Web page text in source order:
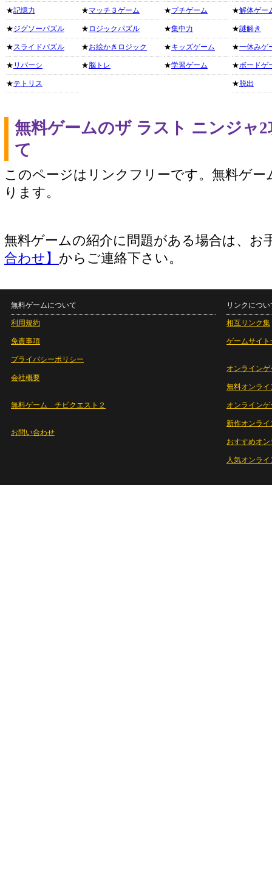
★記憶力
★ジグソーパズル
★スライドパズル
★ リバーシ
★テトリス
★マッチ３ゲーム
★ ロジックパズル
★お絵かきロジック
★脳トレ
★プチゲーム
★集中力
★キッズゲーム
★学習ゲーム
★解体ゲー
★謎解き
★一休みゲ
★ボードゲ
★ 脱出
無料ゲームのザ ラスト ニンジャ
て
このページはリンクフリーです。無料ゲー
ります。
無料ゲームの紹介に問題がある場合は、お
合わせ】 からご連絡下さい。
無料ゲームについて
利用規約
免責事項
プライバシーポリシー
会社概要
無料ゲーム チビクエスト２
お問い合わせ
リンクについ
相互リンク集
ゲームサイト
オンラインゲ
無料オンライ
オンライン
新作オンライ
おすすめオ
人気オンラ